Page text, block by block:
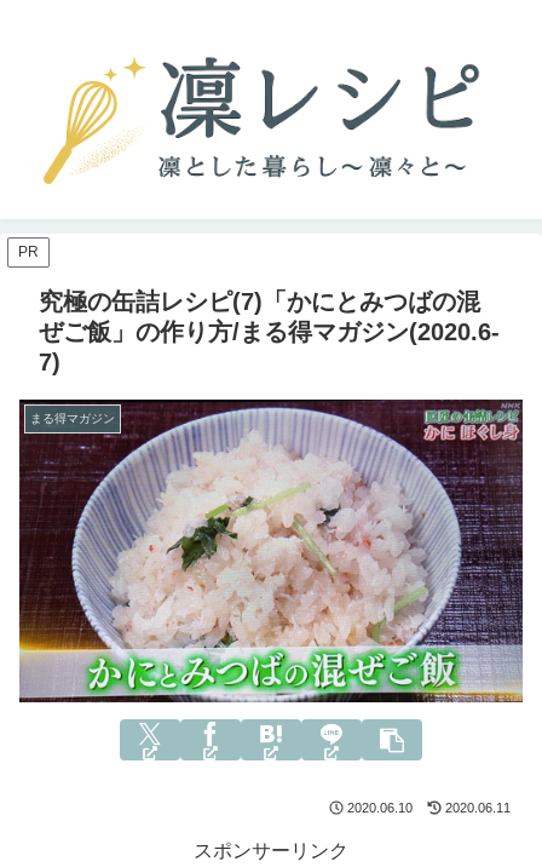
PR
究極の缶詰レシピ(7)「かにとみつばの混
ぜご飯」の作り方/まる得マガジン(2020.6-
7)
まる得マガジン
2020.06.10 2020.06.11
スポンサーリンク